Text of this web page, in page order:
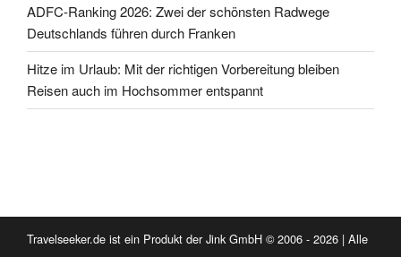
ADFC-Ranking 2026: Zwei der schönsten Radwege
Deutschlands führen durch Franken
Hitze im Urlaub: Mit der richtigen Vorbereitung bleiben
Reisen auch im Hochsommer entspannt
Travelseeker.de ist ein Produkt der Jink GmbH © 2006 - 2026 | Alle